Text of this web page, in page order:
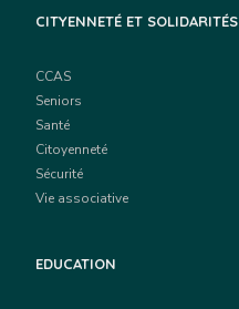
CITYENNETÉ ET SOLIDARITÉS
CCAS
Seniors
Santé
Citoyenneté
Sécurité
Vie associative
EDUCATION